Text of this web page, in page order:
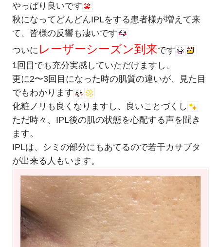
やっぱり良いです
秋になってどんどんIPLをする患者様が増えて来
て、皆様の反響も凄いです
ついに レーザーシーズン到来です
1回目でも充分実感していただけますし、
更に2〜3回目になった時の肌質の違いが、見た目
でもわかります
化粧ノリも良くなりますし、良いことづくし
ただ時々、IPL後の肌の状態を心配する声を聞き
ます。
IPLは、シミの部分にもあてるので若干カサブタ
が出来る人もいます。